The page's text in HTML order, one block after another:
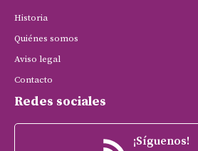
Historia
Quiénes somos
Aviso legal
Contacto
Redes sociales
¡Síguenos!